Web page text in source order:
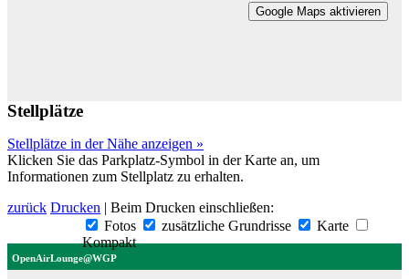
Google Maps aktivieren
Stellplätze
Stellplätze in der Nähe anzeigen »
Klicken Sie das Parkplatz-Symbol in der Karte an, um
Informationen zum Stellplatz zu erhalten.
zurück Drucken | Beim Drucken einschließen:
Fotos
zusätzliche Grundrisse
Karte
Kompakt
OpenAirLounge@WGP